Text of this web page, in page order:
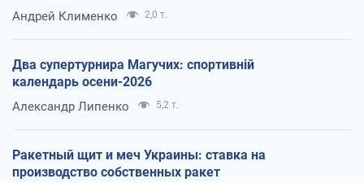
Андрей Клименко 2,0 т.
Два супертурнира Магучих: спортивній
календарь осени-2026
Александр Липенко 5,2 т.
Ракетный щит и меч Украины: ставка на
производство собственных ракет